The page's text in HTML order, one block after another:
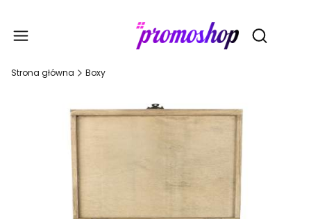
Otwórz
Strona główna Boxy